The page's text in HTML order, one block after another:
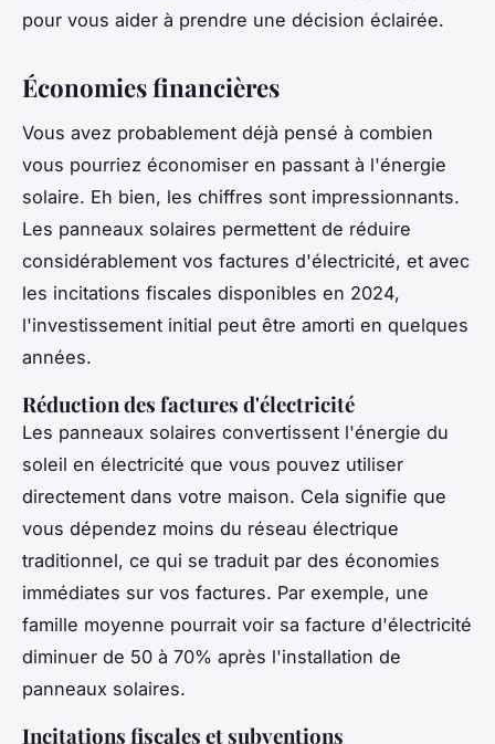
pour vous aider à prendre une décision éclairée.
Économies financières
Vous avez probablement déjà pensé à combien
vous pourriez économiser en passant à l'énergie
solaire. Eh bien, les chiffres sont impressionnants.
Les panneaux solaires permettent de réduire
considérablement vos factures d'électricité, et avec
les incitations fiscales disponibles en 2024,
l'investissement initial peut être amorti en quelques
années.
Réduction des factures d'électricité
Les panneaux solaires convertissent l'énergie du
soleil en électricité que vous pouvez utiliser
directement dans votre maison. Cela signifie que
vous dépendez moins du réseau électrique
traditionnel, ce qui se traduit par des économies
immédiates sur vos factures. Par exemple, une
famille moyenne pourrait voir sa facture d'électricité
diminuer de 50 à 70% après l'installation de
panneaux solaires.
Incitations fiscales et subventions